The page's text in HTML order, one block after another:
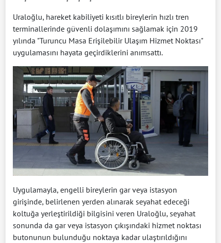
Uraloğlu, hareket kabiliyeti kısıtlı bireylerin hızlı tren
terminallerinde güvenli dolaşımını sağlamak için 2019
yılında "Turuncu Masa Erişilebilir Ulaşım Hizmet Noktası"
uygulamasını hayata geçirdiklerini anımsattı.
Uygulamayla, engelli bireylerin gar veya istasyon
girişinde, belirlenen yerden alınarak seyahat edeceği
koltuğa yerleştirildiği bilgisini veren Uraloğlu, seyahat
sonunda da gar veya istasyon çıkışındaki hizmet noktası
butonunun bulunduğu noktaya kadar ulaştırıldığını